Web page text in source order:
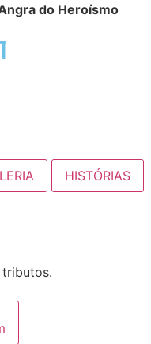
do Heroísmo
HISTÓRIAS